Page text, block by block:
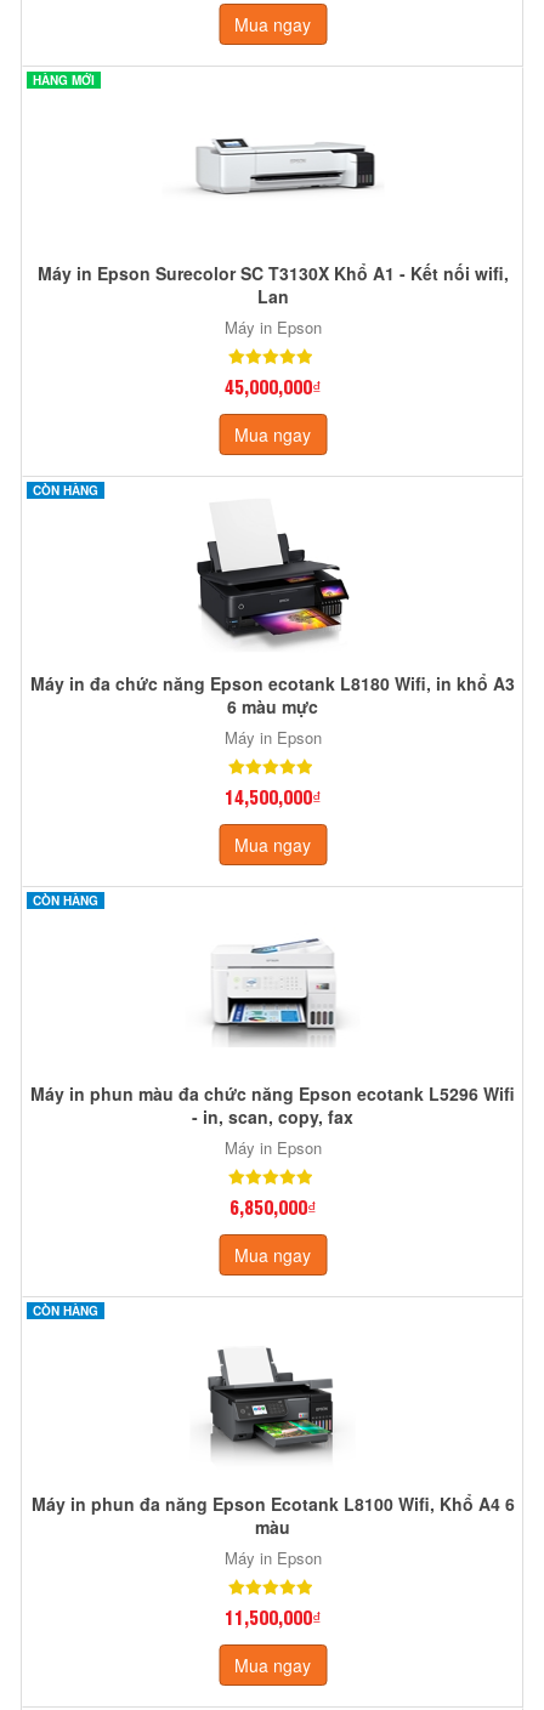
Mua ngay
HÀNG MỚI
Máy in Epson Surecolor SC T3130X Khổ A1 - Kết nối wifi,
Lan
Máy in Epson
45,000,000₫
Mua ngay
CÒN HÀNG
Máy in đa chức năng Epson ecotank L8180 Wifi, in khổ A3
6 màu mực
Máy in Epson
14,500,000₫
Mua ngay
CÒN HÀNG
Máy in phun màu đa chức năng Epson ecotank L5296 Wifi
- in, scan, copy, fax
Máy in Epson
6,850,000₫
Mua ngay
CÒN HÀNG
Máy in phun đa năng Epson Ecotank L8100 Wifi, Khổ A4 6
màu
Máy in Epson
11,500,000₫
Mua ngay